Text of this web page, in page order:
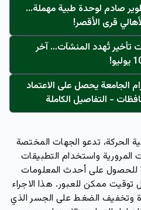
صادم لوحدة طبية مهملة...
قرى الأقصر!
تأخير تُهدد المنشآت… آخر
الجامعة يحصل على الاعتماد
الحركة، تدعو الجهات المختصة
المرورية واستخدام التطبيقات
للحصول على أحدث المعلومات
ممكن للعبور. هذا الاجراء
وتخفيف الضغط على الجسر الذي